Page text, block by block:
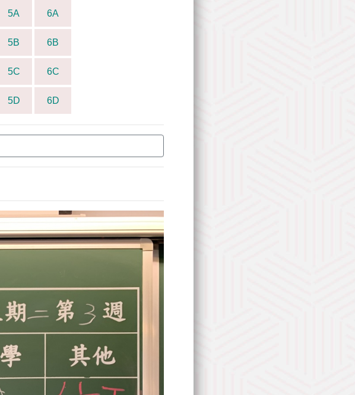
5A 6A
5B 6B
5C 6C
5D 6D